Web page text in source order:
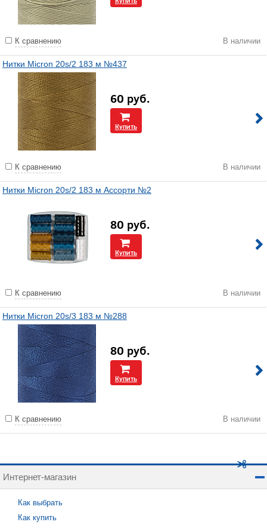
К сравнению В наличии
Нитки Micron 20s/2 183 м №437
60 руб.
Купить
К сравнению В наличии
Нитки Micron 20s/2 183 м Ассорти №2
80 руб.
Купить
К сравнению В наличии
Нитки Micron 20s/3 183 м №288
80 руб.
Купить
К сравнению В наличии
Интернет-магазин
Как выбрать
Как купить